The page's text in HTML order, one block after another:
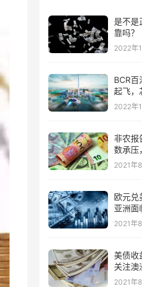
是不是
靠吗？
2022年
BCR
起飞，
“赢家”
2022年
非农报
数承压
动
2021年
欧元兑
亚洲面
2021年
美债收
关注澳
2021年